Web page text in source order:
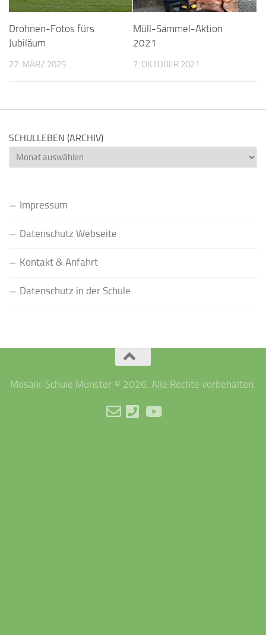
Drohnen-Fotos fürs
Jubiläum
27. MÄRZ 2025
Müll-Sammel-Aktion
2021
7. OKTOBER 2021
SCHULLEBEN (ARCHIV)
Schulleben
(Archiv)
Impressum
Datenschutz Webseite
Kontakt & Anfahrt
Datenschutz in der Schule
Mosaik-Schule Münster © 2026. Alle Rechte vorbehalten.